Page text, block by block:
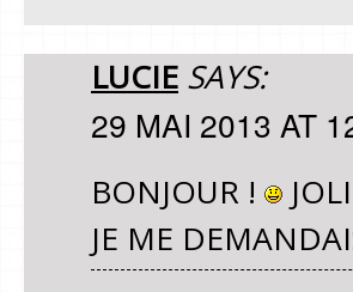
LUCIE SAYS:
29 MAI 2013 AT
BONJOUR !
JE ME